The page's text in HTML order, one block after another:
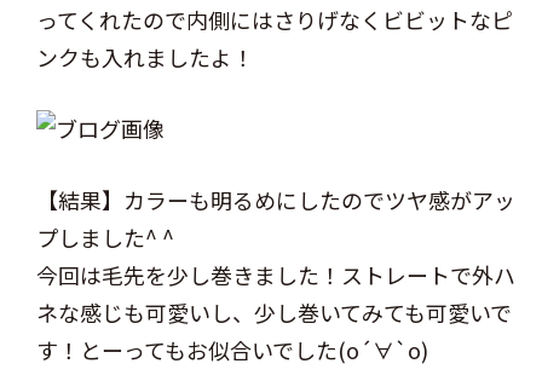
ってくれたので内側にはさりげなくビビットなピ
ンクも入れましたよ！
【結果】カラーも明るめにしたのでツヤ感がアッ
プしました^ ^
今回は毛先を少し巻きました！ストレートで外ハ
ネな感じも可愛いし、少し巻いてみても可愛いで
す！とーってもお似合いでした(о´∀`о)